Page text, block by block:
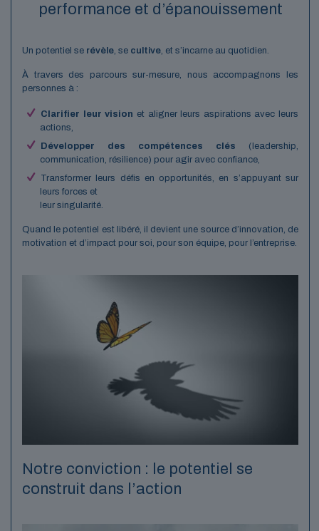
performance et d’épanouissement
Un potentiel se révèle, se cultive, et s’incarne au quotidien.
À travers des parcours sur-mesure, nous accompagnons les
personnes à :
Clarifier leur vision et aligner leurs aspirations avec leurs
actions,
Développer des compétences clés (leadership,
communication, résilience) pour agir avec confiance,
Transformer leurs défis en opportunités, en s’appuyant sur
leurs forces et
leur singularité.
Quand le potentiel est libéré, il devient une source d’innovation, de
motivation et d’impact pour soi, pour son équipe, pour l’entreprise.
Notre conviction : le potentiel se
construit dans l’action